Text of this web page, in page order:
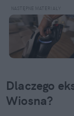
Dlaczego
Wiosna?